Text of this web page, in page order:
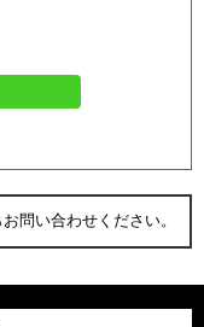
問い合わせください。